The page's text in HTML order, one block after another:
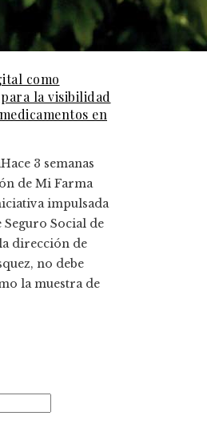
como
la visibilidad
en
Hace 3 semanas
de Mi Farma
impulsada
Seguro Social de
dirección de
no debe
la muestra de